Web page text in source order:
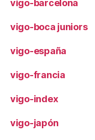
vigo-barcelona
vigo-boca juniors
vigo-españa
vigo-francia
vigo-index
vigo-japón